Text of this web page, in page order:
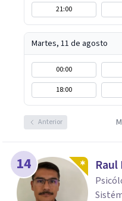
21:00
Martes, 11 de agosto
00:00
18:00
Anterior
14